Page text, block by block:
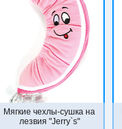
Мягкие чехлы-сушка на
лезвия "Jerry`s"